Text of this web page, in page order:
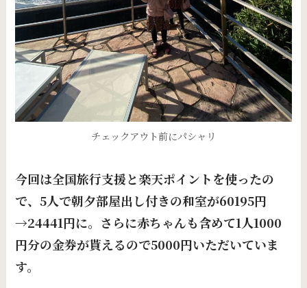
チェックアウト前にパシャリ
今回は全国旅行支援と楽天ポイントを使ったの
で、5人で朝夕部屋出し付きの和室が60195円
→24441円に。さらに赤ちゃんも含めて1人1000
円分の金券が貰えるので5000円いただいていま
す。